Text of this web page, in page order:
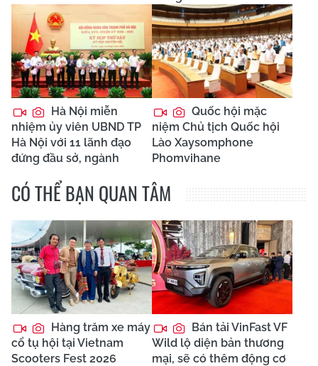
Hà Nội miễn
nhiệm ủy viên UBND TP
Hà Nội với 11 lãnh đạo
đứng đầu sở, ngành
Quốc hội mặc
niệm Chủ tịch Quốc hội
Lào Xaysomphone
Phomvihane
CÓ THỂ BẠN QUAN TÂM
Hàng trăm xe máy
cổ tụ hội tại Vietnam
Scooters Fest 2026
Bán tải VinFast VF
Wild lộ diện bản thương
mại, sẽ có thêm động cơ